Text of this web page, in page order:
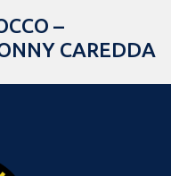
–
CAREDDA